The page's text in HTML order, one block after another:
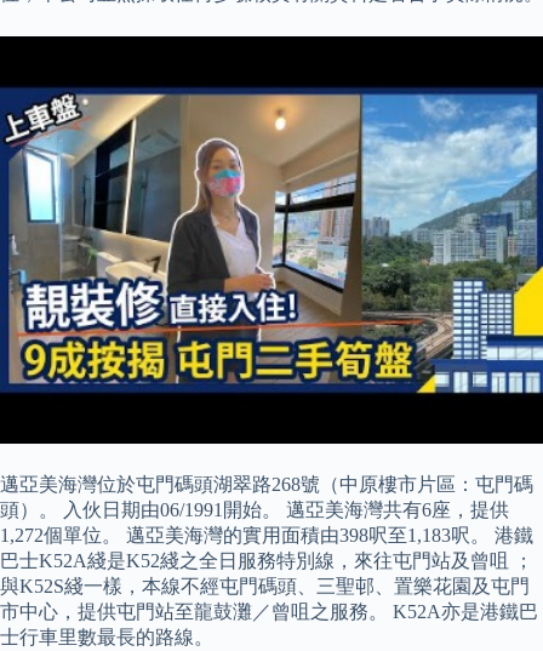
邁亞美海灣位於屯門碼頭湖翠路268號（中原樓市片區：屯門碼
頭）。 入伙日期由06/1991開始。 邁亞美海灣共有6座，提供
1,272個單位。 邁亞美海灣的實用面積由398呎至1,183呎。 港鐵
巴士K52A綫是K52綫之全日服務特別線，來往屯門站及曾咀 ；
與K52S綫一樣，本線不經屯門碼頭、三聖邨、置樂花園及屯門
市中心，提供屯門站至龍鼓灘／曾咀之服務。 K52A亦是港鐵巴
士行車里數最長的路線。